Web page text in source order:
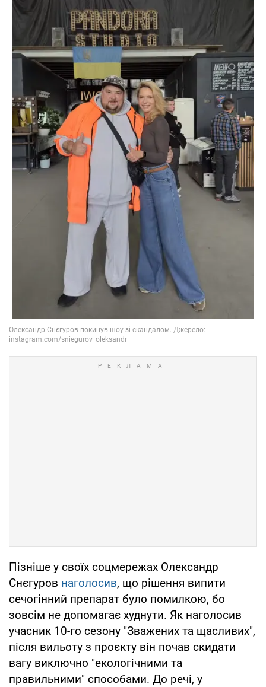
Пізніше у своїх соцмережах Олександр
Снєгуров наголосив, що рішення випити
сечогінний препарат було помилкою, бо
зовсім не допомагає худнути. Як наголосив
учасник 10-го сезону "Зважених та щасливих",
після вильоту з проєкту він почав скидати
вагу виключно "екологічними та
правильними" способами. До речі, у